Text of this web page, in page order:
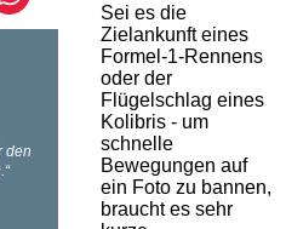
Sei es die
Zielankunft eines
Formel-1-Rennens
oder der
Flügelschlag eines
Kolibris - um
schnelle
Bewegungen auf
ein Foto zu bannen,
braucht es sehr